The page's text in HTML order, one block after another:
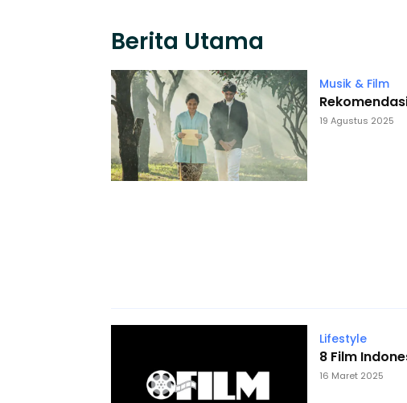
Berita Utama
Musik & Film
19 Agustus 2025
Lifestyle
8 Film
16 Maret 2025